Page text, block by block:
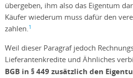
übergeben, ihm also das Eigentum
Käufer wiederum muss dafür den
zahlen.1
Weil dieser Paragraf jedoch
Lieferantenkredite und Ähnliches
BGB in § 449 zusätzlich den